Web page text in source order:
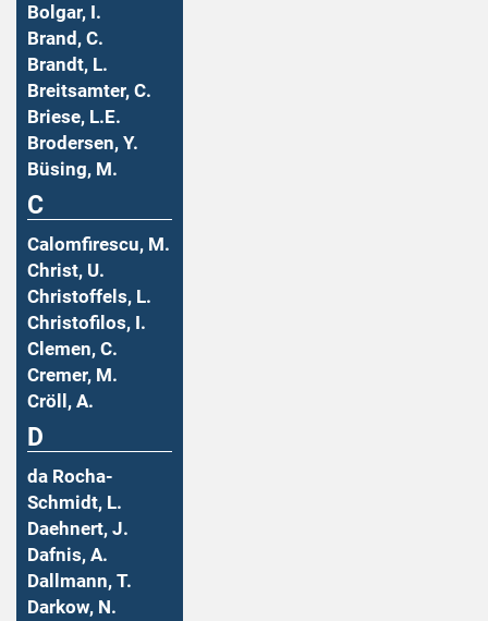
Bolgar, I.
Brand, C.
Brandt, L.
Breitsamter, C.
Briese, L.E.
Brodersen, Y.
Büsing, M.
C
Calomfirescu, M.
Christ, U.
Christoffels, L.
Christofilos, I.
Clemen, C.
Cremer, M.
Cröll, A.
D
da Rocha-
Schmidt, L.
Daehnert, J.
Dafnis, A.
Dallmann, T.
Darkow, N.